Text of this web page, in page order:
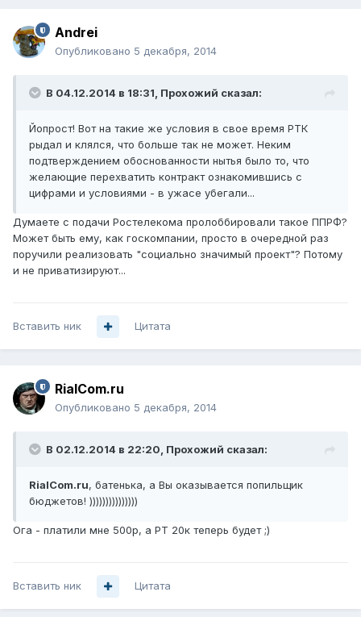
Andrei
Опубликовано 5 декабря, 2014
В 04.12.2014 в 18:31, Прохожий сказал:
Йопрост! Вот на такие же условия в свое время РТК
рыдал и клялся, что больше так не может. Неким
подтверждением обоснованности нытья было то, что
желающие перехватить контракт ознакомившись с
цифрами и условиями - в ужасе убегали...
Думаете с подачи Ростелекома пролоббировали такое ППРФ?
Может быть ему, как госкомпании, просто в очередной раз
поручили реализовать "социально значимый проект"? Потому
и не приватизируют...
Вставить ник Цитата
RialCom.ru
Опубликовано 5 декабря, 2014
В 02.12.2014 в 22:20, Прохожий сказал:
RialCom.ru, батенька, а Вы оказывается попильщик
бюджетов! )))))))))))))))
Ога - платили мне 500р, а РТ 20к теперь будет ;)
Вставить ник Цитата